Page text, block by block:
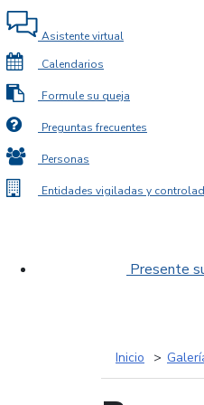
Asistente virtual
Calendarios
Formule su queja
Preguntas frecuentes
Personas
Entidades vigiladas y
Presente
Inicio